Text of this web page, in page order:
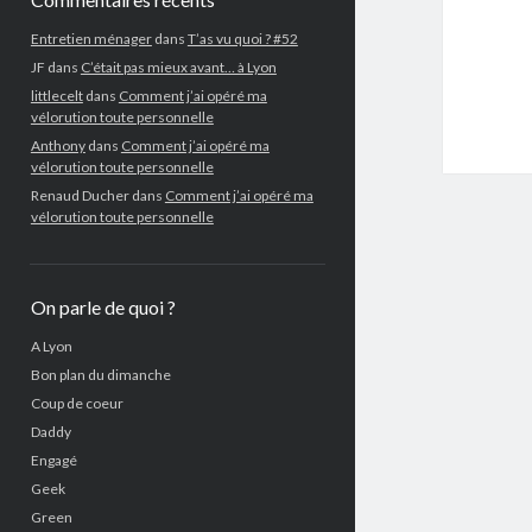
Entretien ménagerdans T’as vu quoi ? #52
JF dans C’était pas mieux avant… à Lyon
littleceltdans Comment j’ai opéré ma
vélorution toute personnelle
Anthonydans Comment j’ai opéré ma
vélorution toute personnelle
Renaud Ducherdans Comment j’ai opéré ma
vélorution toute personnelle
On parle de quoi ?
A Lyon
Bon plan du dimanche
Coup de coeur
Daddy
Engagé
Geek
Green